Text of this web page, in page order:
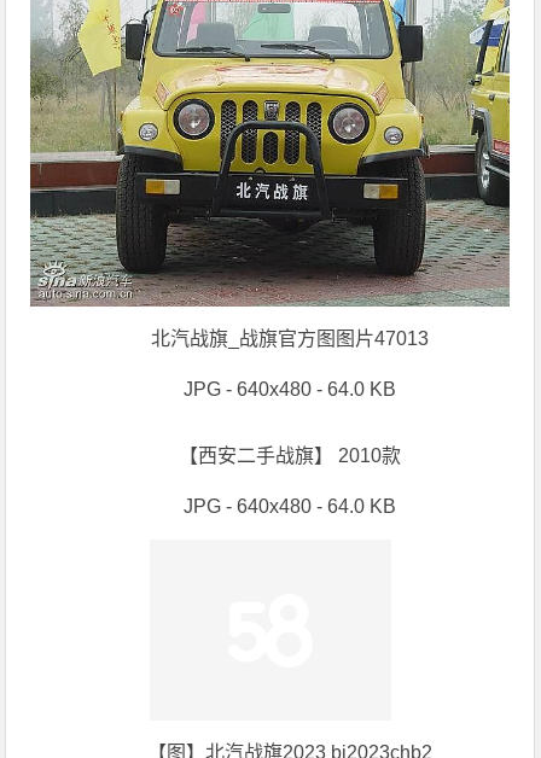
北汽战旗_战旗官方图图片47013
JPG - 640x480 - 64.0 KB
【西安二手战旗】 2010款
JPG - 640x480 - 64.0 KB
【图】北汽战旗2023 bj2023chb2